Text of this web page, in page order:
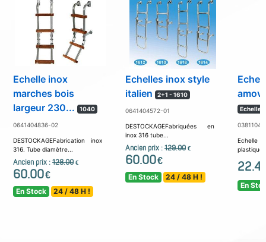
Echelle inox
marches bois
largeur 230...
1040
0641404836-02
DESTOCKAGEFabrication inox
316. Tube diamètre...
Ancien prix : 128.00 €
60.00€
En Stock 24 / 48 H !
Echelles inox style
italien
2+1 - 1610
0641404572-01
DESTOCKAGEFabriquées en
inox 316 tube...
Ancien prix : 129.00 €
60.00€
En Stock 24 / 48 H !
Echelle
Echelle
plastique
En